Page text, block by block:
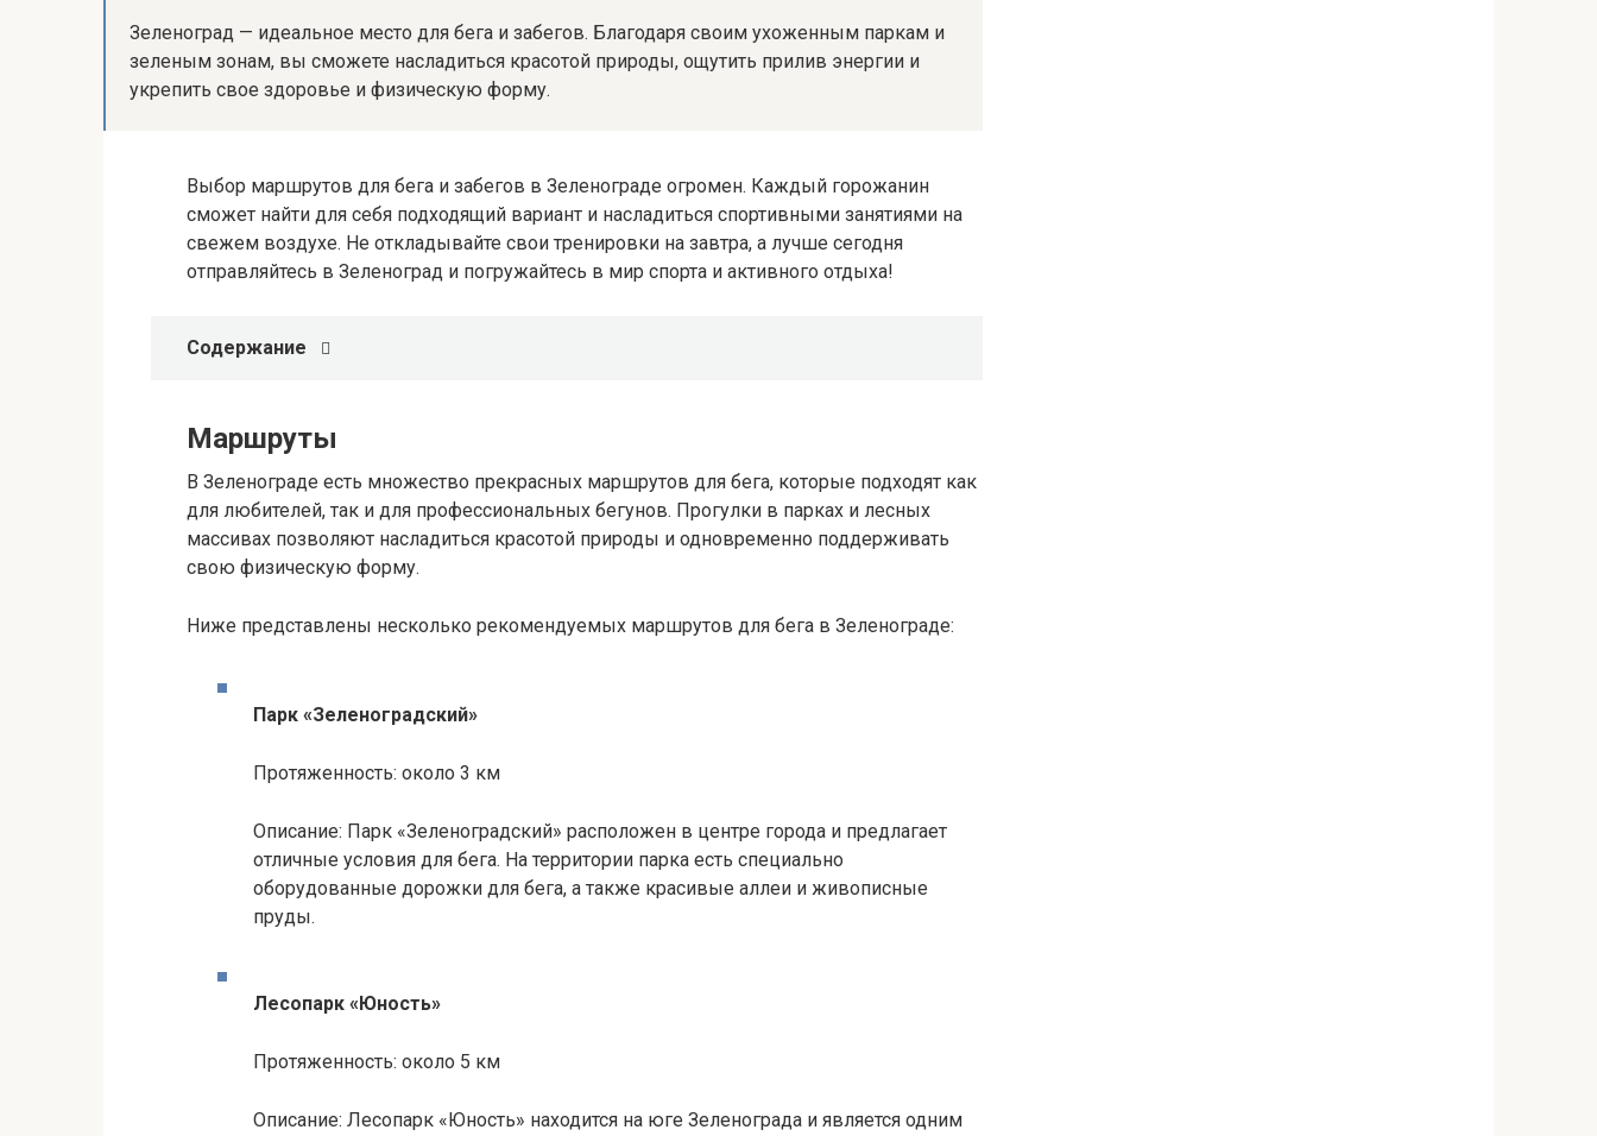
Зеленоград — идеальное место для бега и забегов. Благодаря своим ухоженным паркам и
зеленым зонам, вы сможете насладиться красотой природы, ощутить прилив энергии и
укрепить свое здоровье и физическую форму.
Выбор маршрутов для бега и забегов в Зеленограде огромен. Каждый горожанин
сможет найти для себя подходящий вариант и насладиться спортивными занятиями на
свежем воздухе. Не откладывайте свои тренировки на завтра, а лучше сегодня
отправляйтесь в Зеленоград и погружайтесь в мир спорта и активного отдыха!
Содержание
Маршруты
В Зеленограде есть множество прекрасных маршрутов для бега, которые подходят как
для любителей, так и для профессиональных бегунов. Прогулки в парках и лесных
массивах позволяют насладиться красотой природы и одновременно поддерживать
свою физическую форму.
Ниже представлены несколько рекомендуемых маршрутов для бега в Зеленограде:
Парк «Зеленоградский»
Протяженность: около 3 км
Описание: Парк «Зеленоградский» расположен в центре города и предлагает
отличные условия для бега. На территории парка есть специально
оборудованные дорожки для бега, а также красивые аллеи и живописные
пруды.
Лесопарк «Юность»
Протяженность: около 5 км
Описание: Лесопарк «Юность» находится на юге Зеленограда и является одним